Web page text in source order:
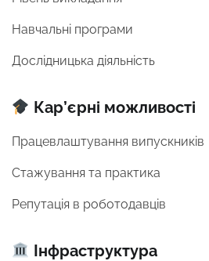
Навчальні програми
Дослідницька діяльність
Кар’єрні можливості
Працевлаштування випускників
Стажування та практика
Репутація в роботодавців
Інфраструктура